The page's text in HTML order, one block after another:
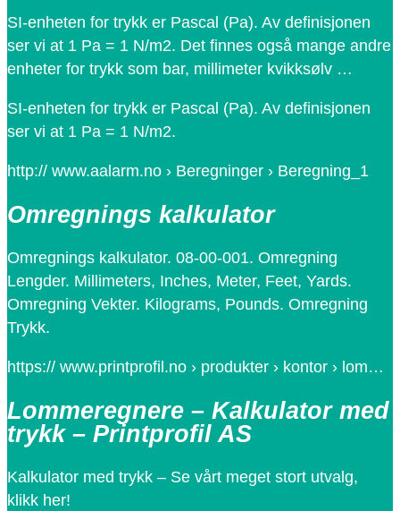
SI-enheten for trykk er Pascal (Pa). Av definisjonen
ser vi at 1 Pa = 1 N/m2. Det finnes også mange andre
enheter for trykk som bar, millimeter kvikksølv …
SI-enheten for trykk er Pascal (Pa). Av definisjonen
ser vi at 1 Pa = 1 N/m2.
http:// www.aalarm.no › Beregninger › Beregning_1
Omregnings kalkulator
Omregnings kalkulator. 08-00-001. Omregning
Lengder. Millimeters, Inches, Meter, Feet, Yards.
Omregning Vekter. Kilograms, Pounds. Omregning
Trykk.
https:// www.printprofil.no › produkter › kontor › lom…
Lommeregnere – Kalkulator med
trykk – Printprofil AS
Kalkulator med trykk – Se vårt meget stort utvalg,
klikk her!